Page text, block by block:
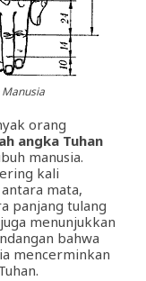
Manusia
orang
angka Tuhan
manusia.
kali
mata,
panjang tulang
menunjukkan
bahwa
mencerminkan